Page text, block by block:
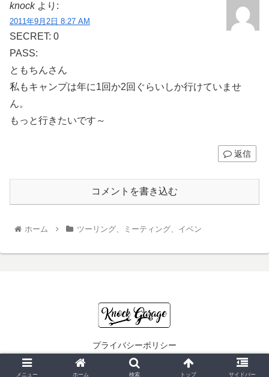
knock より:
2011年9月2日 8:27 AM
SECRET: 0
PASS:
ともちんさん
私もキャンプは年に1回か2回ぐらいしか行けていませ
ん。
もっと行きたいです～
返信
コメントを書き込む
ホーム ツーリング、ミーティング、イベン
プライバシーポリシー
© 2011 Knock Garage.
メニュー ホーム 検索 トップ サイドバー